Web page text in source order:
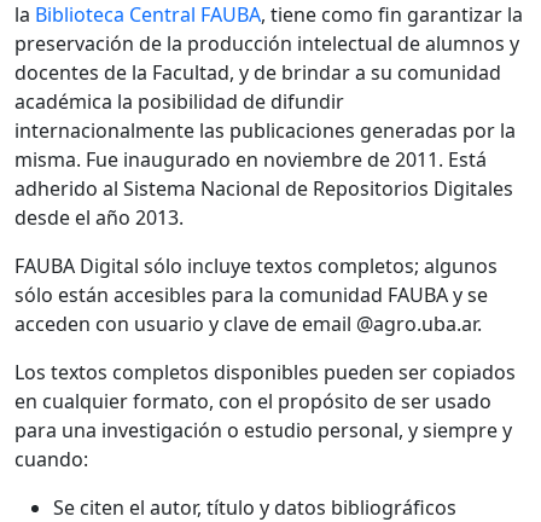
la Biblioteca Central FAUBA, tiene como fin garantizar la
preservación de la producción intelectual de alumnos y
docentes de la Facultad, y de brindar a su comunidad
académica la posibilidad de difundir
internacionalmente las publicaciones generadas por la
misma. Fue inaugurado en noviembre de 2011. Está
adherido al Sistema Nacional de Repositorios Digitales
desde el año 2013.
FAUBA Digital sólo incluye textos completos; algunos
sólo están accesibles para la comunidad FAUBA y se
acceden con usuario y clave de email @agro.uba.ar.
Los textos completos disponibles pueden ser copiados
en cualquier formato, con el propósito de ser usado
para una investigación o estudio personal, y siempre y
cuando:
Se citen el autor, título y datos bibliográficos